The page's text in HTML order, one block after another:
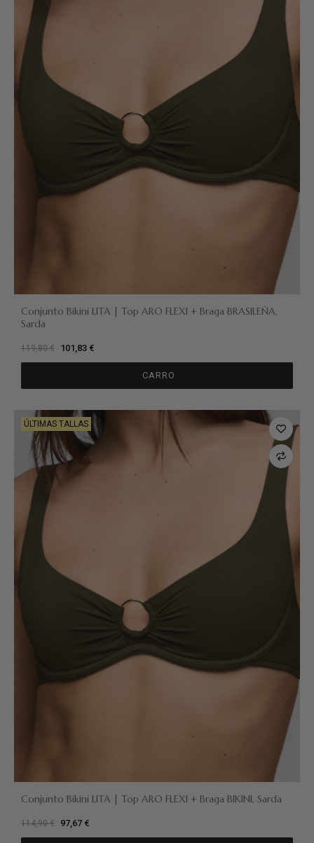
Conjunto Bikini LITA | Top ARO FLEXI + Braga BRASILEÑA,
Sarda
119,80 € 101,83 €
CARRO
ÚLTIMAS TALLAS
Conjunto Bikini LITA | Top ARO FLEXI + Braga BIKINI, Sarda
114,90 € 97,67 €